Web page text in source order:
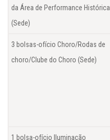
da Área de Performance Histórica
(Sede)
3 bolsas-ofício Choro/Rodas de
choro/Clube do Choro (Sede)
1 bolsa-ofício Iluminação